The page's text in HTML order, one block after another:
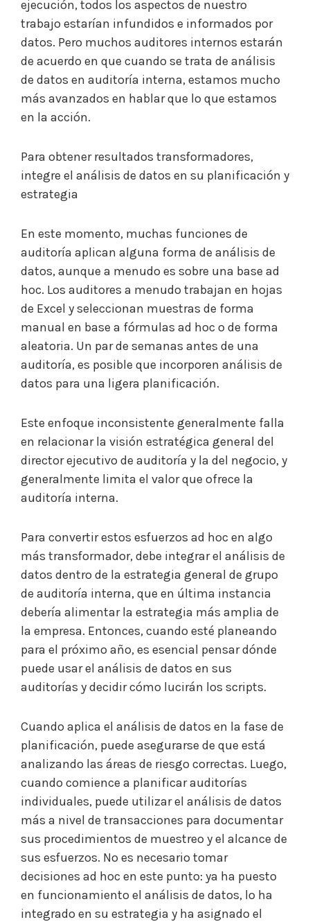
ejecución, todos los aspectos de nuestro
trabajo estarían infundidos e informados por
datos. Pero muchos auditores internos estarán
de acuerdo en que cuando se trata de análisis
de datos en auditoría interna, estamos mucho
más avanzados en hablar que lo que estamos
en la acción.
Para obtener resultados transformadores,
integre el análisis de datos en su planificación y
estrategia
En este momento, muchas funciones de
auditoría aplican alguna forma de análisis de
datos, aunque a menudo es sobre una base ad
hoc. Los auditores a menudo trabajan en hojas
de Excel y seleccionan muestras de forma
manual en base a fórmulas ad hoc o de forma
aleatoria. Un par de semanas antes de una
auditoría, es posible que incorporen análisis de
datos para una ligera planificación.
Este enfoque inconsistente generalmente falla
en relacionar la visión estratégica general del
director ejecutivo de auditoría y la del negocio, y
generalmente limita el valor que ofrece la
auditoría interna.
Para convertir estos esfuerzos ad hoc en algo
más transformador, debe integrar el análisis de
datos dentro de la estrategia general de grupo
de auditoría interna, que en última instancia
debería alimentar la estrategia más amplia de
la empresa. Entonces, cuando esté planeando
para el próximo año, es esencial pensar dónde
puede usar el análisis de datos en sus
auditorías y decidir cómo lucirán los scripts.
Cuando aplica el análisis de datos en la fase de
planificación, puede asegurarse de que está
analizando las áreas de riesgo correctas. Luego,
cuando comience a planificar auditorías
individuales, puede utilizar el análisis de datos
más a nivel de transacciones para documentar
sus procedimientos de muestreo y el alcance de
sus esfuerzos. No es necesario tomar
decisiones ad hoc en este punto: ya ha puesto
en funcionamiento el análisis de datos, lo ha
integrado en su estrategia y ha asignado el